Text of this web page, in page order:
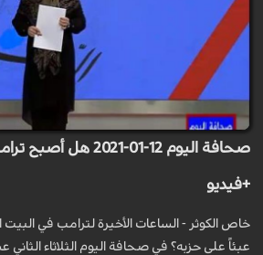
صحافة اليوم 12-01-
+فيديو
خاص الكوثر - الساعات الأخيرة لترامب في